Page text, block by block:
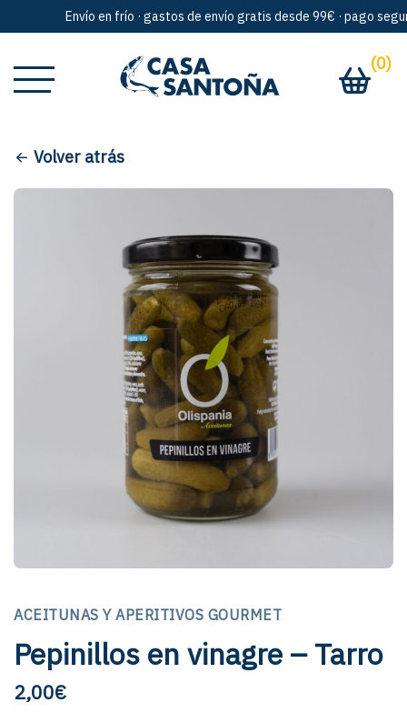
Envío en frío · gastos de envío gratis desde 99€ · pago
(0)
Volver atrás
ACEITUNAS Y APERITIVOS GOURMET
Pepinillos en vinagre – Tarro
2,00€